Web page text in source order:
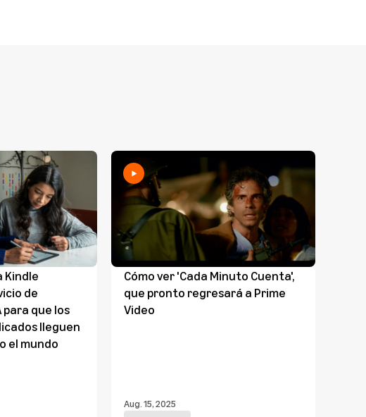
Kindle
de
que los
lleguen
el mundo
Cómo ver 'Cada Minuto Cuenta',
que pronto regresará a Prime
Video
Aug. 15, 2025